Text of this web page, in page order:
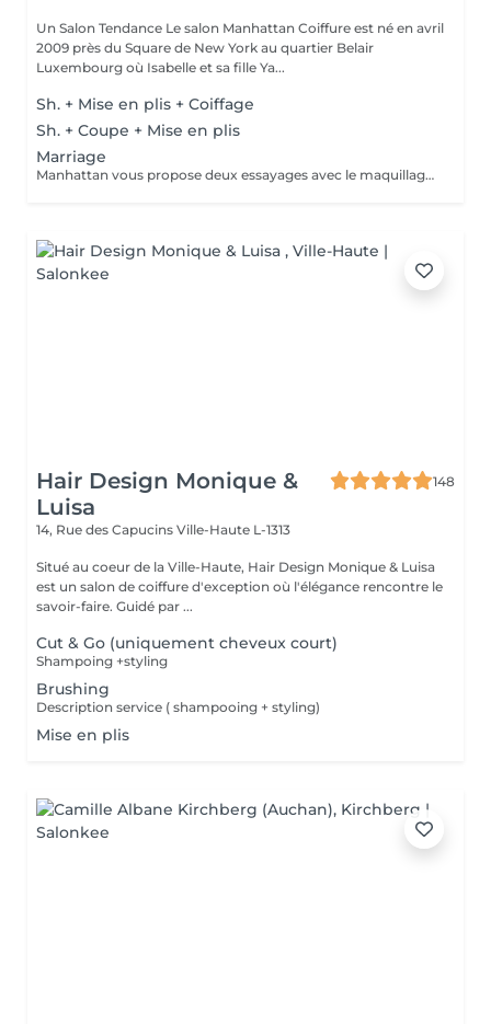
Un Salon Tendance Le salon Manhattan Coiffure est né en avril
2009 près du Square de New York au quartier Belair
Luxembourg où Isabelle et sa fille Ya...
Sh. + Mise en plis + Coiffage
Sh. + Coupe + Mise en plis
Marriage
Manhattan vous propose deux essayages avec le maquillage offert
Hair Design Monique &
Luisa
148
14, Rue des Capucins Ville-Haute L-1313
Situé au coeur de la Ville-Haute, Hair Design Monique & Luisa
est un salon de coiffure d'exception où l'élégance rencontre le
savoir-faire. Guidé par ...
Cut & Go (uniquement cheveux court)
Shampoing +styling
Brushing
Description service ( shampooing + styling)
Mise en plis